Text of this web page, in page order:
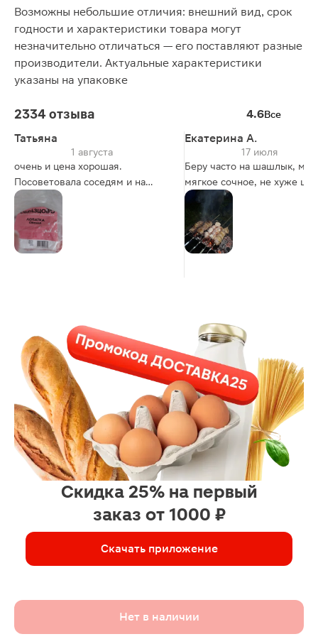
Возможны небольшие отличия: внешний вид, срок
годности и характеристики товара могут
незначительно отличаться — его поставляют разные
производители. Актуальные характеристики
указаны на упаковке
2334 отзыва 4.6Все
Татьяна
1 августа
очень и цена хорошая.
Посоветовала соседям и на
работе
Екатерина А.
17 июля
Беру часто на шашлык,
мягкое сочное, не хуже
Скидка 25% на первый
заказ от 1000 ₽
Скачать приложение
Нет в наличии